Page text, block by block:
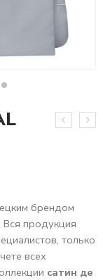
брендом
продукция
только
всех
сатин де